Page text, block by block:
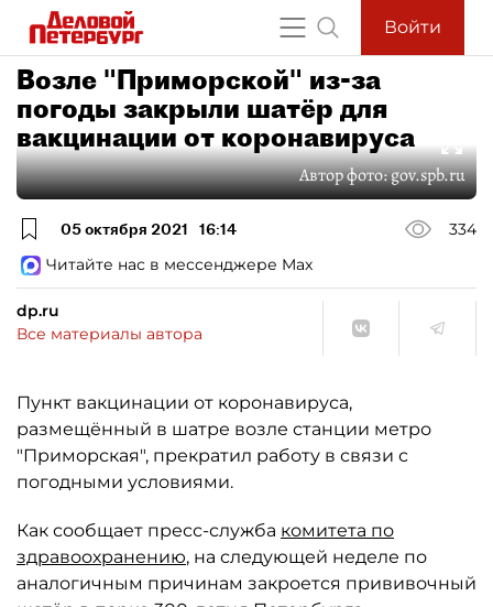
Войти
Возле "Приморской" из-за
погоды закрыли шатёр для
вакцинации от коронавируса
Автор фото:gov.spb.ru
05 октября 2021 16:14
334
Читайте нас в мессенджере Max
dp.ru
Все материалы автора
Пункт вакцинации от коронавируса,
размещённый в шатре возле станции метро
"Приморская", прекратил работу в связи с
погодными условиями.
Как сообщает пресс-служба комитета по
здравоохранению, на следующей неделе по
аналогичным причинам закроется прививочный